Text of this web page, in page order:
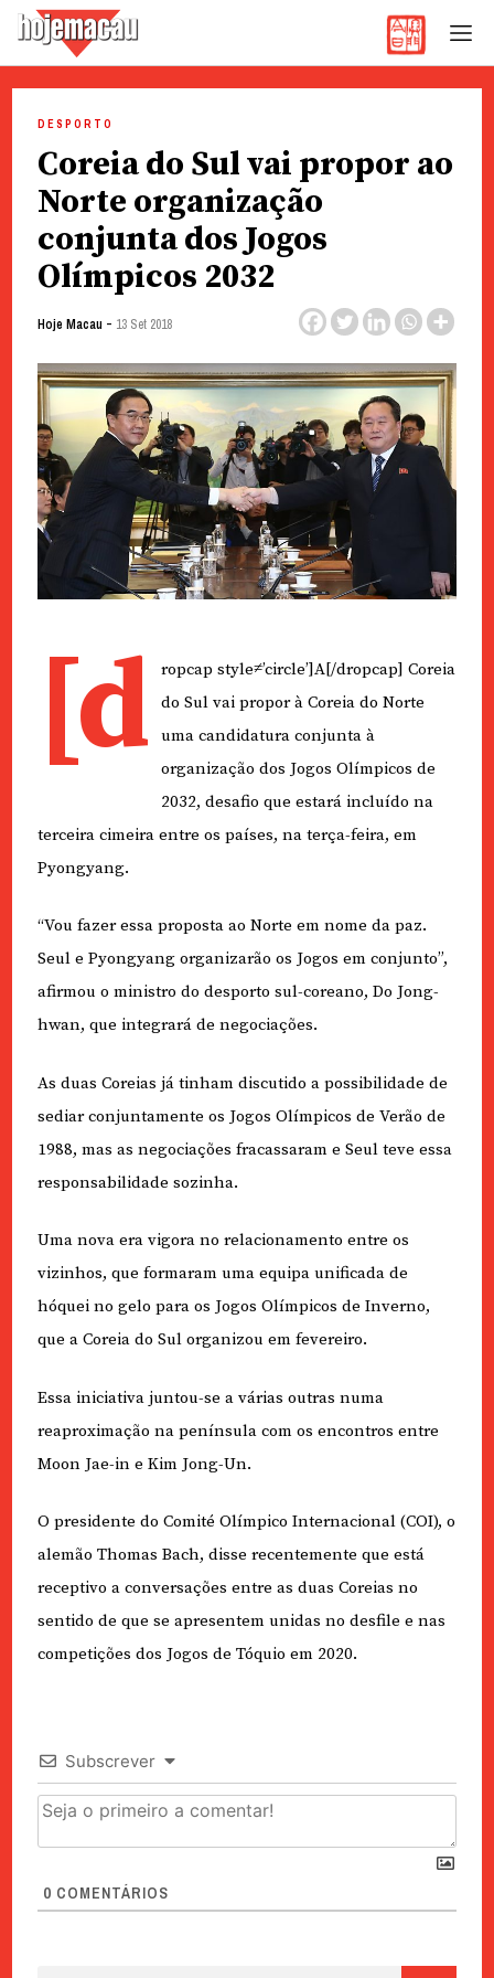
content
DESPORTO
Coreia do Sul vai propor ao
Norte organização
conjunta dos Jogos
Olímpicos 2032
Hoje Macau - 13 Set 2018
[d
ropcap style≠’circle’]A[/dropcap] Coreia
do Sul vai propor à Coreia do Norte
uma candidatura conjunta à
organização dos Jogos Olímpicos de
2032, desafio que estará incluído na
terceira cimeira entre os países, na terça-feira, em
Pyongyang.
“Vou fazer essa proposta ao Norte em nome da paz.
Seul e Pyongyang organizarão os Jogos em conjunto”,
afirmou o ministro do desporto sul-coreano, Do Jong-
hwan, que integrará de negociações.
As duas Coreias já tinham discutido a possibilidade de
sediar conjuntamente os Jogos Olímpicos de Verão de
1988, mas as negociações fracassaram e Seul teve essa
responsabilidade sozinha.
Uma nova era vigora no relacionamento entre os
vizinhos, que formaram uma equipa unificada de
hóquei no gelo para os Jogos Olímpicos de Inverno,
que a Coreia do Sul organizou em fevereiro.
Essa iniciativa juntou-se a várias outras numa
reaproximação na península com os encontros entre
Moon Jae-in e Kim Jong-Un.
O presidente do Comité Olímpico Internacional (COI), o
alemão Thomas Bach, disse recentemente que está
receptivo a conversações entre as duas Coreias no
sentido de que se apresentem unidas no desfile e nas
competições dos Jogos de Tóquio em 2020.
Subscrever
0 COMENTÁRIOS